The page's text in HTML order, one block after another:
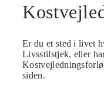
Er du et sted i livet
Livsstilstjek, eller
siden.